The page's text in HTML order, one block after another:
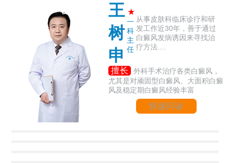
王
树
申
★
一
科
主
任
从事皮肤科临床诊疗和研
发工作近30年，善于通过
白癜风发病诱因来寻找治
疗方法....
擅长
外科手术治疗各类白癜风，
尤其是对顽固型白癜风、大面积白癜
风及稳定期白癜风经验丰富
快速问诊